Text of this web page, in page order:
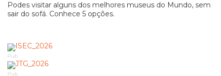
Podes visitar alguns dos melhores museus do Mundo, sem
sair do sofá. Conhece 5 opções.
Pub
Pub